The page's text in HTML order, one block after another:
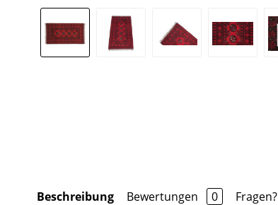
Beschreibung Bewertungen 0 Fragen?